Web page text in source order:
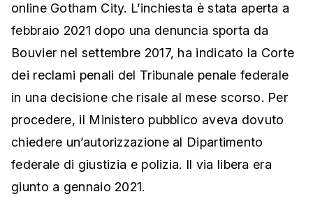
online Gotham City. L’inchiesta è stata aperta a
febbraio 2021 dopo una denuncia sporta da
Bouvier nel settembre 2017, ha indicato la Corte
dei reclami penali del Tribunale penale federale
in una decisione che risale al mese scorso. Per
procedere, il Ministero pubblico aveva dovuto
chiedere un’autorizzazione al Dipartimento
federale di giustizia e polizia. Il via libera era
giunto a gennaio 2021.